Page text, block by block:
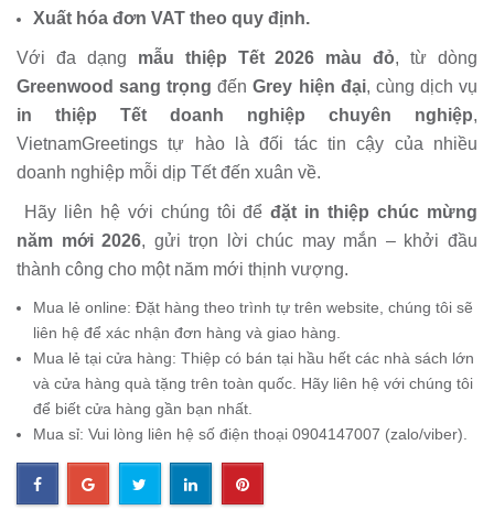
Xuất hóa đơn VAT theo quy định.
Với đa dạng mẫu thiệp Tết 2026 màu đỏ, từ dòng
Greenwood sang trọng đếnGrey hiện đại, cùng dịch vụ
in thiệp Tết doanh nghiệp chuyên nghiệp,
VietnamGreetings tự hào là đối tác tin cậy của nhiều
doanh nghiệp mỗi dịp Tết đến xuân về.
Hãy liên hệ với chúng tôi đểđặt in thiệp chúc mừng
năm mới 2026, gửi trọn lời chúc may mắn – khởi đầu
thành công cho một năm mới thịnh vượng.
Mua lẻ online: Đặt hàng theo trình tự trên website, chúng tôi sẽ
liên hệ để xác nhận đơn hàng và giao hàng.
Mua lẻ tại cửa hàng: Thiệp có bán tại hầu hết các nhà sách lớn
và cửa hàng quà tặng trên toàn quốc. Hãy liên hệ với chúng tôi
để biết cửa hàng gần bạn nhất.
Mua sỉ: Vui lòng liên hệ số điện thoại 0904147007 (zalo/viber).